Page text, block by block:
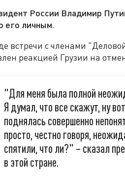
России Владимир
его личным.
встречи с членами
реакцией Грузии на
"Для меня была полной
Я думал, что все скажут, ну
поднялась совершенно
просто, честно говоря,
спятили, что ли?" – сказал
в этой стране.